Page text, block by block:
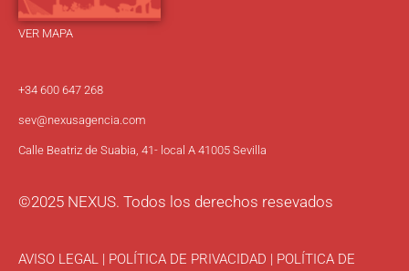
VER MAPA
+34 600 647 268
sev@nexusagencia.com
Calle Beatriz de Suabia, 41- local A 41005 Sevilla
©2025 NEXUS. Todos los derechos resevados
AVISO LEGAL | POLÍTICA DE PRIVACIDAD | POLÍTICA DE